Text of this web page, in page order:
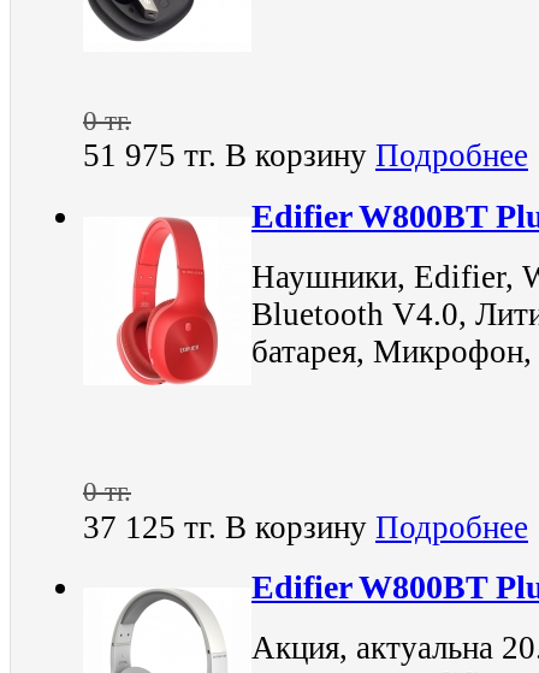
0 тг.
51 975 тг. В корзину Подробнее
Edifier W800BT
Наушники, Edifier,
Bluetooth V4.0,
батарея,
0 тг.
37 125 тг. В корзину Подробнее
Edifier W800BT
Акция, актуальна